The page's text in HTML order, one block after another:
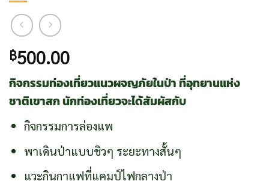
฿500.00
กิจกรรมท่องเที่ยวแนวผจญภัยในป่า ที่อุทยานแห่ง
ชาติเขาสก นักท่องเที่ยวจะได้สัมผัสกับ
กิจกรรมการล่องแพ
พาเดินป่าแบบชิวๆ ระยะทางสั้นๆ
แวะกินกาแฟที่แคมป์ไฟกลางป่า